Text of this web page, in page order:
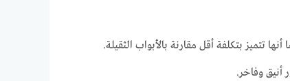
تتميز بتكلفة أقل مقارنة بالأبواب الثقيلة.
أنيق وفاخر.